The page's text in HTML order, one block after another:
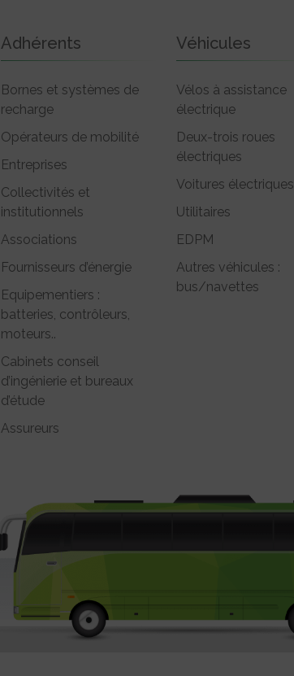
Adhérents
Bornes et systèmes de
recharge
Opérateurs de mobilité
Entreprises
Collectivités et
institutionnels
Associations
Fournisseurs d’énergie
Equipementiers :
batteries, contrôleurs,
moteurs..
Cabinets conseil
d’ingénierie et bureaux
d’étude
Assureurs
Véhicules
Vélos à assistance
électrique
Deux-trois roues
électriques
Voitures électriques
Utilitaires
EDPM
Autres véhicules :
bus/navettes